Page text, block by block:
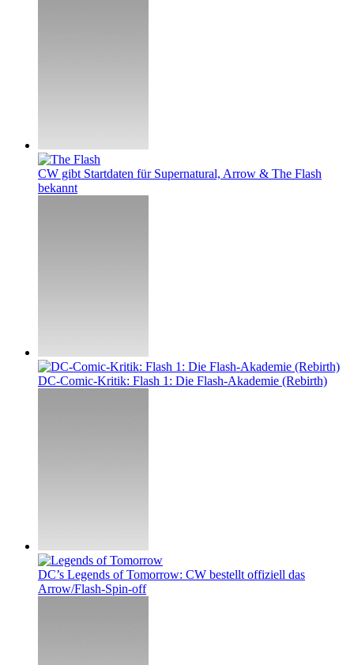
CW gibt Startdaten für Supernatural, Arrow & The Flash
bekannt
DC-Comic-Kritik: Flash 1: Die Flash-Akademie (Rebirth)
DC’s Legends of Tomorrow: CW bestellt offiziell das
Arrow/Flash-Spin-off